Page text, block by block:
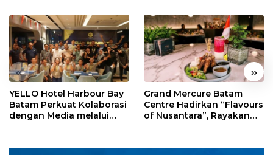
« »
YELLO Hotel Harbour Bay
Batam Perkuat Kolaborasi
dengan Media melalui
Grand Mercure Batam
Centre Hadirkan “Flavours
of Nusantara”, Rayakan